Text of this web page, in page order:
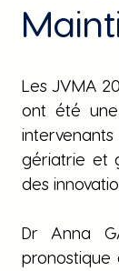
Les JVMA
ont été une
gériatrie et
des
Dr Anna